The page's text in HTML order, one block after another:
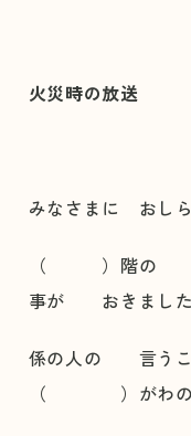
火災時の放送
みなさまに おしら
（ ）階
事が おきました
係の人の 言う
（ ）がわの